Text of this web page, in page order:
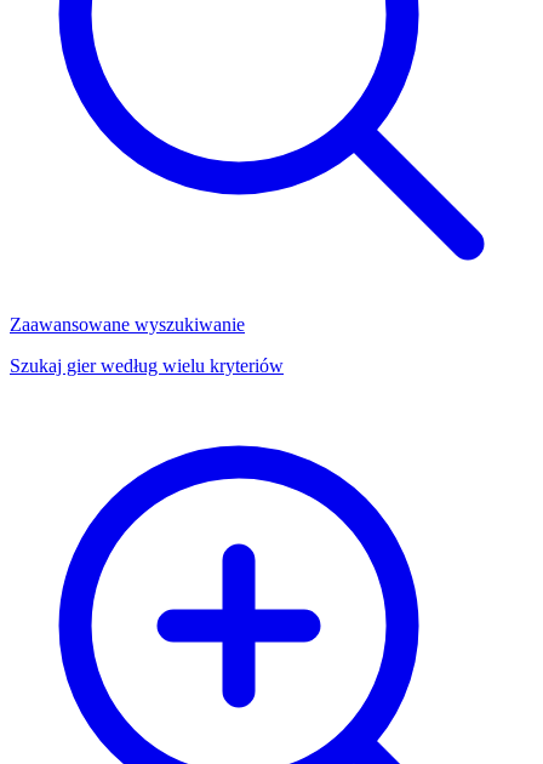
Zaawansowane wyszukiwanie
Szukaj gier według wielu kryteriów